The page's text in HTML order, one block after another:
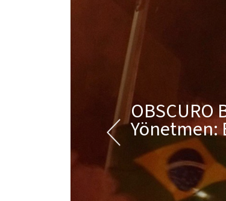
OBSCURO
Yönetmen: